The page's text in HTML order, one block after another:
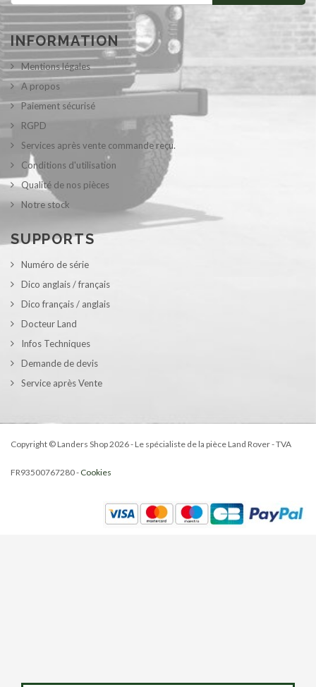
INFORMATION
Mentions légales
A propos
Paiement sécurisé
RGPD
Services après vente commande reçu.
Conditions d'utilisation
Qualité de nos pièces
Notre stock
SUPPORTS
Numéro de série
Dico anglais / français
Dico français / anglais
Docteur Land
Infos Techniques
Demande de devis
Service après Vente
Copyright © Landers Shop 2026 - Le spécialiste de la pièce Land Rover - TVA
FR93500767280 - Cookies